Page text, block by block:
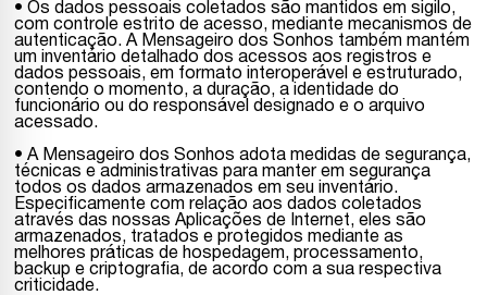
• Os dados pessoais coletados são mantidos em sigilo,
com controle estrito de acesso, mediante mecanismos de
autenticação. A Mensageiro dos Sonhos também mantém
um inventário detalhado dos acessos aos registros e
dados pessoais, em formato interoperável e estruturado,
contendo o momento, a duração, a identidade do
funcionário ou do responsável designado e o arquivo
acessado.
• A Mensageiro dos Sonhos adota medidas de segurança,
técnicas e administrativas para manter em segurança
todos os dados armazenados em seu inventário.
Especificamente com relação aos dados coletados
através das nossas Aplicações de Internet, eles são
armazenados, tratados e protegidos mediante as
melhores práticas de hospedagem, processamento,
backup e criptografia, de acordo com a sua respectiva
criticidade.